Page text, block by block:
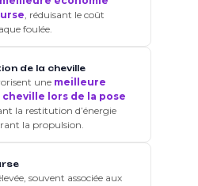
, réduisant le coût
foulée.
de la cheville
une meilleure
lors de la pose
la restitution d’énergie
la propulsion.
souvent associée aux